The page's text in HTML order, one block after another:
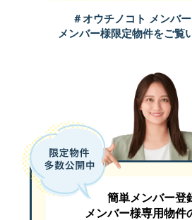
親子で学べば、将来のトラブルと
２０２５年１１月３０日
会場 ： 狭山市産業労働センター
住所 ： 狭山市入間川１丁目３－３
ＭＡＰ：
＃オウチノコト メンバー
メンバー様限定物件をご覧
簡単メンバー登
メンバー様専用物件